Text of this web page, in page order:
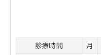
診療時間 月